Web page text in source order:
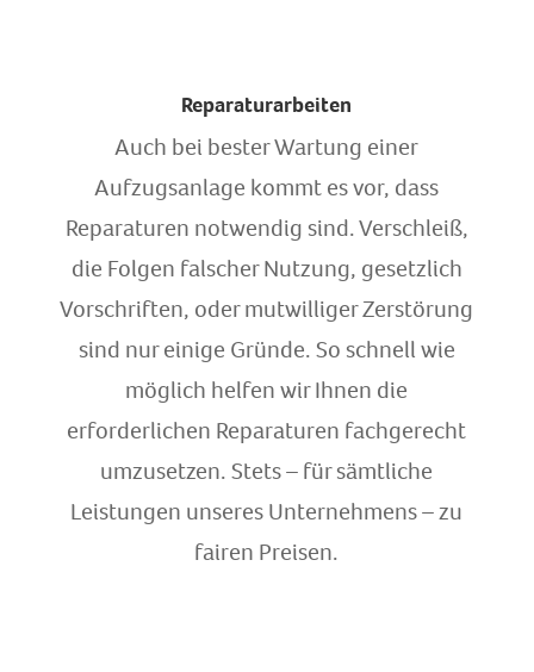
Reparaturarbeiten
Auch bei bester Wartung einer
Aufzugsanlage kommt es vor, dass
Reparaturen notwendig sind. Verschleiß,
die Folgen falscher Nutzung, gesetzlich
Vorschriften, oder mutwilliger Zerstörung
sind nur einige Gründe. So schnell wie
möglich helfen wir Ihnen die
erforderlichen Reparaturen fachgerecht
umzusetzen. Stets – für sämtliche
Leistungen unseres Unternehmens – zu
fairen Preisen.